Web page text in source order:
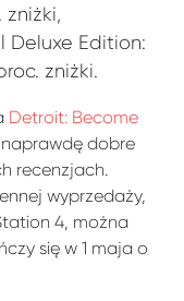
zniżki,
Deluxe Edition:
zniżki.
Detroit: Become
dobre
recenzjach.
wyprzedaży,
4, można
się w 1 maja o